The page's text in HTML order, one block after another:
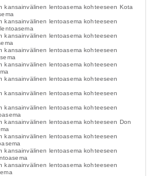
kansainvälinen lentoasema kohteeseen Kota
kansainvälinen lentoasema kohteeseen
kansainvälinen lentoasema kohteeseen
kansainvälinen lentoasema kohteeseen
kansainvälinen lentoasema kohteeseen
kansainvälinen lentoasema kohteeseen
kansainvälinen lentoasema kohteeseen
kansainvälinen lentoasema kohteeseen
kansainvälinen lentoasema kohteeseen Don
kansainvälinen lentoasema kohteeseen
kansainvälinen lentoasema kohteeseen
kansainvälinen lentoasema kohteeseen